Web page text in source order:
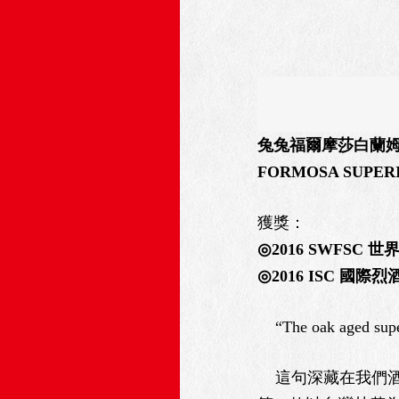
兔兔福爾摩莎白蘭
FORMOSA
獲獎：
◎2016 SWFSC 世
◎2016 ISC 國際烈
“The oak aged
這句深藏在我們